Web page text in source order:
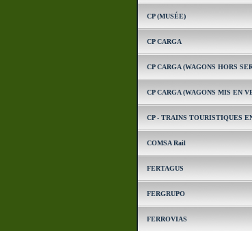
CP (MUSÉE)
CP CARGA
CP CARGA (WAGONS HORS
CP CARGA (WAGONS MIS EN
CP - TRAINS TOURISTIQUES
COMSA Rail
FERTAGUS
FERGRUPO
FERROVIAS